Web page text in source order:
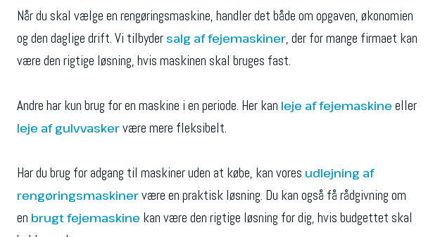
Når du skal vælge en rengøringsmaskine, handler det både om opgaven, økonomien
og den daglige drift. Vi tilbyder salg af fejemaskiner, der for mange firmaet kan
være den rigtige løsning, hvis maskinen skal bruges fast.
Andre har kun brug for en maskine i en periode. Her kan leje af fejemaskine eller
leje af gulvvaskervære mere fleksibelt.
Har du brug for adgang til maskiner uden at købe, kan vores udlejning af
rengøringsmaskinervære en praktisk løsning. Du kan også få rådgivning om
en brugt fejemaskine kan være den rigtige løsning for dig, hvis budgettet skal